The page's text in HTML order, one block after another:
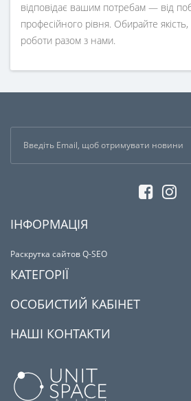
відповідає вашим потребам — від
професійного рівня. Обирайте якість,
роботи разом з нами.
ІНФОРМАЦІЯ
Раскрутка сайтов Q-SEO
КАТЕГОРІЇ
ОСОБИСТИЙ КАБІНЕТ
НАШІ КОНТАКТИ